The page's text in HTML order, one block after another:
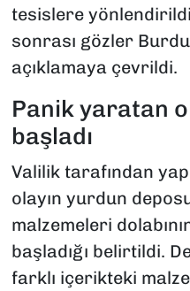
tesislere
sonrası gözler
açıklamaya çevrildi.
Panik yaratan
başladı
Valilik tarafından
olayın yurdun
malzemeleri
başladığı belirtildi.
farklı içerikteki